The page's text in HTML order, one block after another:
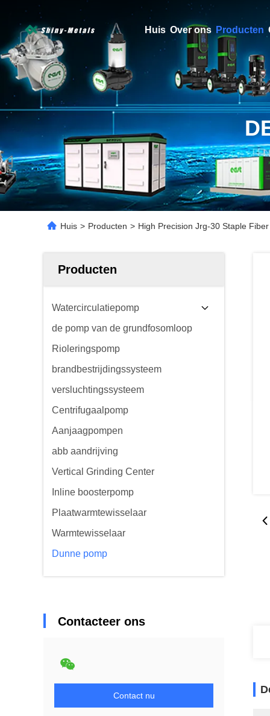
Huis Over ons Producten
Huis > Producten > High Precision Jrg-30 Staple
Producten
Watercirculatiepomp
de pomp van de grundfosomloop
Rioleringspomp
brandbestrijdingssysteem
versluchtingssysteem
Centrifugaalpomp
Aanjaagpompen
abb aandrijving
Vertical Grinding Center
Inline boosterpomp
Plaatwarmtewisselaar
Warmtewisselaar
Dunne pomp
Contacteer ons
Contact nu